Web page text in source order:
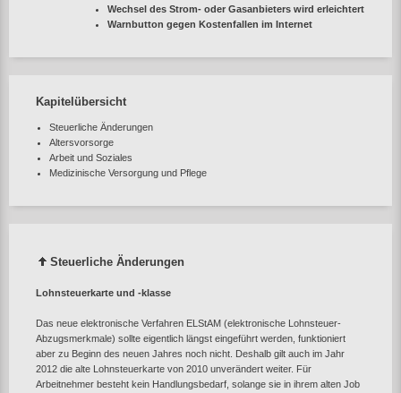
Wechsel des Strom- oder Gasanbieters wird erleichtert
Warnbutton gegen Kostenfallen im Internet
Kapitelübersicht
Steuerliche Änderungen
Altersvorsorge
Arbeit und Soziales
Medizinische Versorgung und Pflege
Steuerliche Änderungen
Lohnsteuerkarte und -klasse
Das neue elektronische Verfahren ELStAM (elektronische Lohnsteuer-
Abzugsmerkmale) sollte eigentlich längst eingeführt werden, funktioniert
aber zu Beginn des neuen Jahres noch nicht. Deshalb gilt auch im Jahr
2012 die alte Lohnsteuerkarte von 2010 unverändert weiter. Für
Arbeitnehmer besteht kein Handlungsbedarf, solange sie in ihrem alten Job